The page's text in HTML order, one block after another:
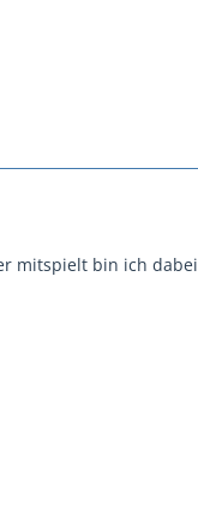
mitspielt bin ich dabei